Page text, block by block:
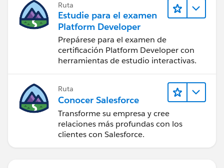
Ruta
Estudie para el examen
Platform Developer
Prepárese para el examen de
certificación Platform Developer con
herramientas de estudio interactivas.
Ruta
Conocer Salesforce
Transforme su empresa y cree
relaciones más profundas con los
clientes con Salesforce.